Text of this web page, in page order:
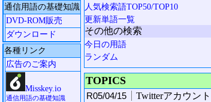
通信用語の基礎知識
DVD-ROM販売
ダウンロード
各種リンク
広告のご案内
Misskey.io
通信用語の基礎知識
人気検索語TOP50/TOP10
更新単語一覧
その他の検索
今日の用語
ランダム
TOPICS
R05/04/15 Twitterアカウン